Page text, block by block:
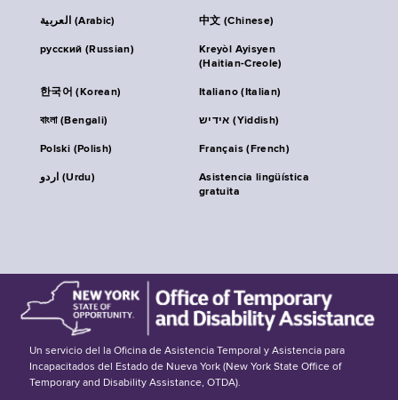
العربية (Arabic) 中文 (Chinese)
русский (Russian)
Kreyòl Ayisyen
(Haitian-Creole)
한국어 (Korean) Italiano (Italian)
বাংলা (Bengali) אידיש (Yiddish)
Polski (Polish) Français (French)
اردو (Urdu)
Asistencia lingüística
gratuita
Un servicio del la Oficina de Asistencia Temporal y Asistencia para
Incapacitados del Estado de Nueva York (New York State Office of
Temporary and Disability Assistance, OTDA).